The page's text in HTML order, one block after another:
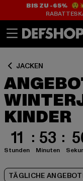
BIS ZU -65%
JACKEN
KINDER
11
Stunden
53
Minuten
TÄGLICHE